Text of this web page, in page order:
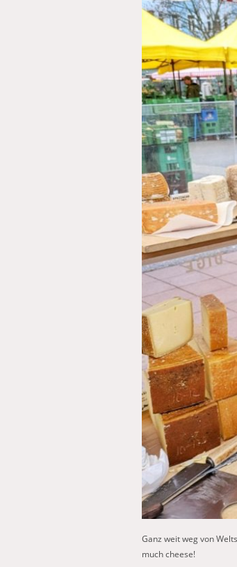
Ganz weit weg von
much cheese!